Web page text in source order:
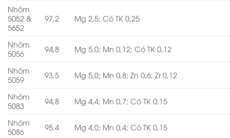
Nhôm
5052 &
5652
97,2 Mg 2,5; Có TK 0,25
Nhôm
5056
94,8 Mg 5,0; Mn 0,12; Có TK 0,12
Nhôm
5059
93,5 Mg 5,0; Mn 0,8; Zn 0,6; Zr 0,12
Nhôm
5083
94,8 Mg 4,4; Mn 0,7; Có TK 0,15
Nhôm
5086
95.4 Mg 4,0; Mn 0,4; Có TK 0,15